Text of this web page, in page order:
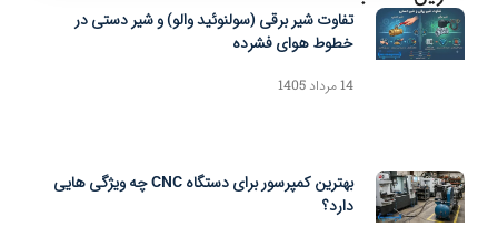
تفاوت شیر برقی (سولنوئید والو) و شیر دستی در
خطوط هوای فشرده
14 مرداد 1405
بهترین کمپرسور برای دستگاه CNC چه ویژگی هایی
دارد؟